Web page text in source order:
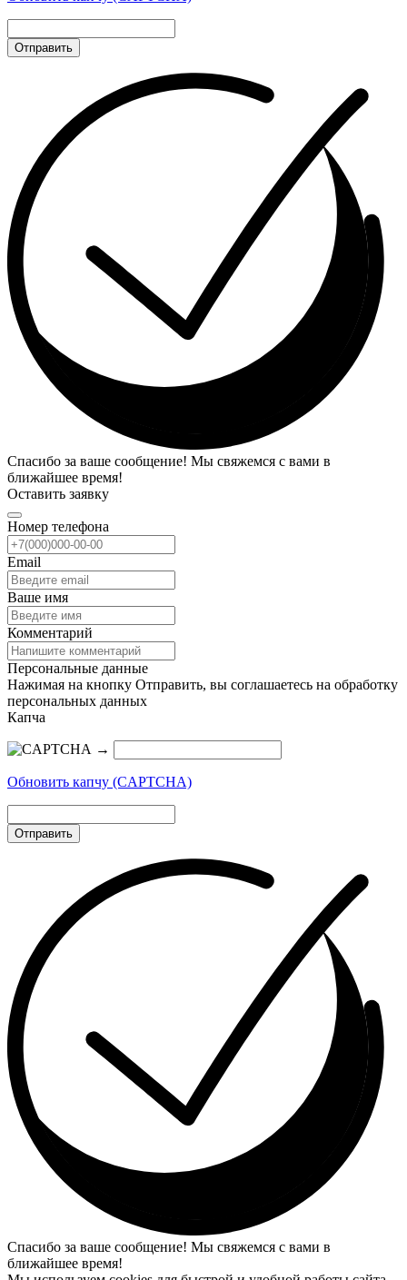
Отправить
Спасибо за ваше сообщение! Мы свяжемся с вами в
ближайшее время!
Оставить заявку
Номер телефона
Email
Ваше имя
Комментарий
Персональные данные
Нажимая на кнопку Отправить, вы соглашаетесь на обработку
персональных данных
Капча
→
Обновить капчу (CAPTCHA)
Отправить
Спасибо за ваше сообщение! Мы свяжемся с вами в
ближайшее время!